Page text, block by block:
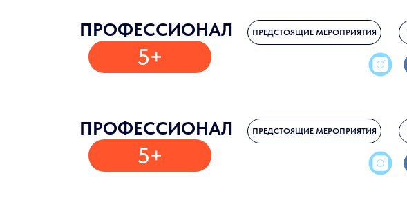
ПРОФЕССИОНАЛ
5+
ПРЕДСТОЯЩИЕ МЕРОПРИЯТИЯ
ПРОФЕССИОНАЛ
5+
ПРЕДСТОЯЩИЕ МЕРОПРИЯТИЯ